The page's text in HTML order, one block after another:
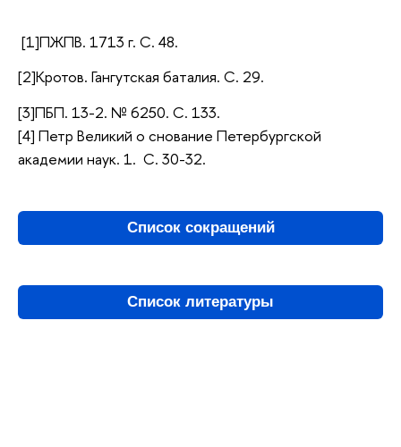
[1]ПЖПВ. 1713 г. С. 48.
[2]Кротов. Гангутская баталия. С. 29.
[3]ПБП. 13-2. № 6250. С. 133.
[4] Петр Великий о снование Петербургской
академии наук. 1. С. 30-32.
Список сокращений
Список литературы